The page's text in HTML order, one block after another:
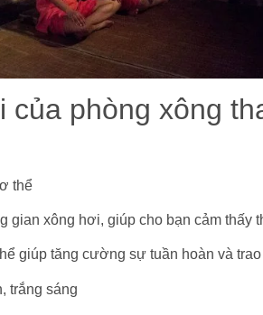
phòng xông
thể
gian xông hơi, giúp cho bạn cảm thấy
giúp tăng cường sự tuần hoàn và
trắng sáng